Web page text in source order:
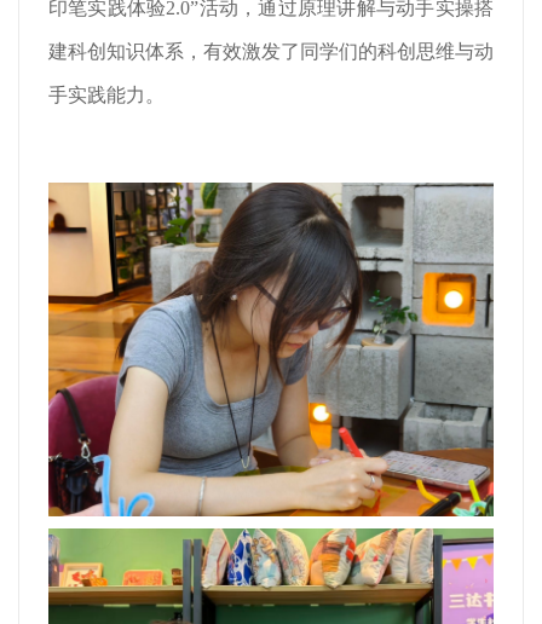
印笔实践体验2.0”活动，通过原理讲解与动手实操搭
建科创知识体系，有效激发了同学们的科创思维与动
手实践能力。